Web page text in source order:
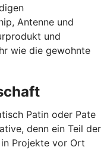
Antenne und
und
wie die gewohnte
Patin oder Pate
denn ein Teil der
Projekte vor Ort